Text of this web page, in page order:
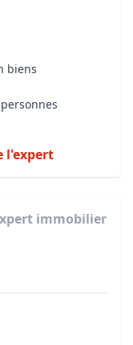
biens
l'expert
immobilier